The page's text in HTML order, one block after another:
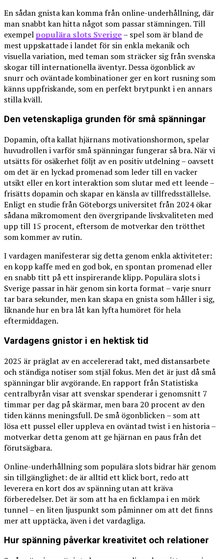
En sådan gnista kan komma från online-underhållning, där
man snabbt kan hitta något som passar stämningen. Till
exempelpopulära slots Sverige– spel som är bland de
mest uppskattade i landet för sin enkla mekanik och
visuella variation, med teman som sträcker sig från svenska
skogar till internationella äventyr. Dessa ögonblick av
snurr och oväntade kombinationer ger en kort rusning som
känns uppfriskande, som en perfekt brytpunkt i en annars
stilla kväll.
Den vetenskapliga grunden för små spänningar
Dopamin, ofta kallat hjärnans motivationshormon, spelar
huvudrollen i varför små spänningar fungerar så bra. När vi
utsätts för osäkerhet följt av en positiv utdelning – oavsett
om det är en lyckad promenad som leder till en vacker
utsikt eller en kort interaktion som slutar med ett leende –
frisätts dopamin och skapar en känsla av tillfredsställelse.
Enligt en studie från Göteborgs universitet från 2024 ökar
sådana mikromoment den övergripande livskvaliteten med
upp till 15 procent, eftersom de motverkar den trötthet
som kommer av rutin.
I vardagen manifesterar sig detta genom enkla aktiviteter:
en kopp kaffe med en god bok, en spontan promenad eller
en snabb titt på ett inspirerande klipp. Populära slots i
Sverige passar in här genom sin korta format – varje snurr
tar bara sekunder, men kan skapa en gnista som håller i sig,
liknande hur en bra låt kan lyfta humöret för hela
eftermiddagen.
Vardagens gnistor i en hektisk tid
2025 är präglat av en accelererad takt, med distansarbete
och ständiga notiser som stjäl fokus. Men det är just då små
spänningar blir avgörande. En rapport från Statistiska
centralbyrån visar att svenskar spenderar i genomsnitt 7
timmar per dag på skärmar, men bara 20 procent av den
tiden känns meningsfull. De små ögonblicken – som att
lösa ett pussel eller uppleva en oväntad twist i en historia –
motverkar detta genom att ge hjärnan en paus från det
förutsägbara.
Online-underhållning som populära slots bidrar här genom
sin tillgänglighet: de är alltid ett klick bort, redo att
leverera en kort dos av spänning utan att kräva
förberedelser. Det är som att ha en ficklampa i en mörk
tunnel – en liten ljuspunkt som påminner om att det finns
mer att upptäcka, även i det vardagliga.
Hur spänning påverkar kreativitet och relationer